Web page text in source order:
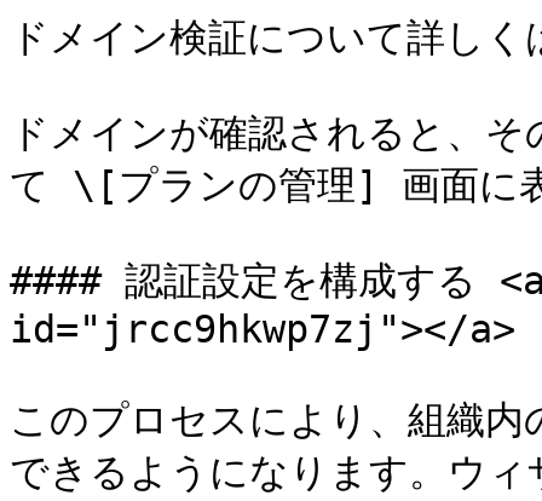
ドメイン検証について詳し
ドメインが確認されると、
て \[プランの管理] 画面に
#### 認証設定を構成す
id="jrcc9hkwp7zj"></a>
このプロセスにより、組織
できるようになります。ウ